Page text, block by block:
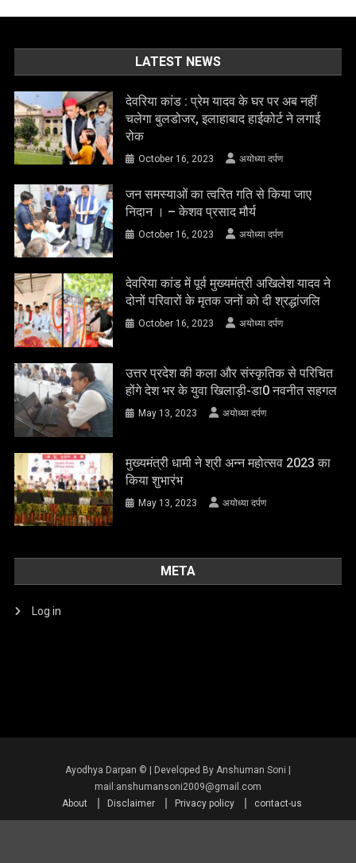
LATEST NEWS
देवरिया कांड : प्रेम यादव के घर पर अब नहीं
चलेगा बुलडोजर, इलाहाबाद हाईकोर्ट ने लगाई
रोक
October 16, 2023 अयोध्या दर्पण
जन समस्याओं का त्वरित गति से किया जाए
निदान । – केशव प्रसाद मौर्य
October 16, 2023 अयोध्या दर्पण
देवरिया कांड में पूर्व मुख्यमंत्री अखिलेश यादव ने
दोनों परिवारों के मृतक जनों को दी श्रद्धांजलि
October 16, 2023 अयोध्या दर्पण
उत्तर प्रदेश की कला और संस्कृतिक से परिचित
होंगे देश भर के युवा खिलाड़ी-डा0 नवनीत सहगल
May 13, 2023 अयोध्या दर्पण
मुख्यमंत्री धामी ने श्री अन्न महोत्सव 2023 का
किया शुभारंभ
May 13, 2023 अयोध्या दर्पण
META
Log in
About Disclaimer Privacy policy contact-us